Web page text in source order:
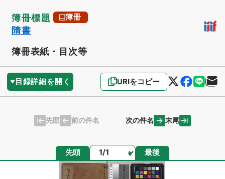
簿冊標題 簿冊
隋書
簿冊表紙・目次等
目録詳細を開く URIをコピー
先頭 前の件名 次の件名 末尾
先頭 ページ 最後